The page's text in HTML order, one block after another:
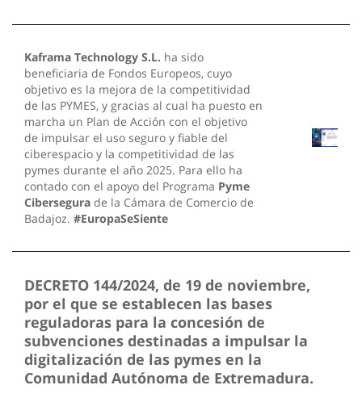
Kaframa Technology S.L. ha sido
beneficiaria de Fondos Europeos, cuyo
objetivo es la mejora de la competitividad
de las PYMES, y gracias al cual ha puesto en
marcha un Plan de Acción con el objetivo
de impulsar el uso seguro y fiable del
ciberespacio y la competitividad de las
pymes durante el año 2025. Para ello ha
contado con el apoyo del Programa Pyme
Cibersegura de la Cámara de Comercio de
Badajoz. #EuropaSeSiente
DECRETO 144/2024, de 19 de noviembre,
por el que se establecen las bases
reguladoras para la concesión de
subvenciones destinadas a impulsar la
digitalización de las pymes en la
Comunidad Autónoma de Extremadura.